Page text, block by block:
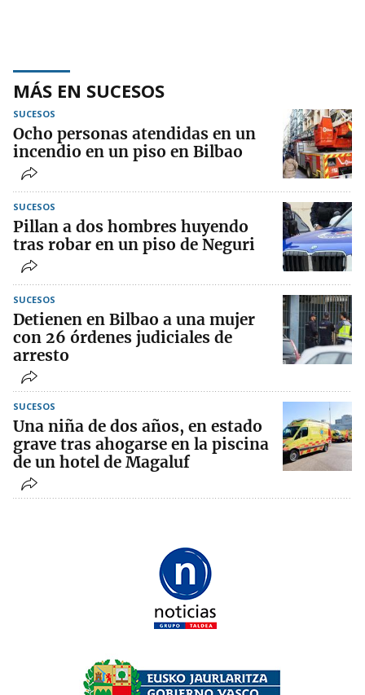
MÁS EN SUCESOS
SUCESOS
Ocho personas atendidas en un
incendio en un piso en Bilbao
SUCESOS
Pillan a dos hombres huyendo
tras robar en un piso de Neguri
SUCESOS
Detienen en Bilbao a una mujer
con 26 órdenes judiciales de
arresto
SUCESOS
Una niña de dos años, en estado
grave tras ahogarse en la piscina
de un hotel de Magaluf